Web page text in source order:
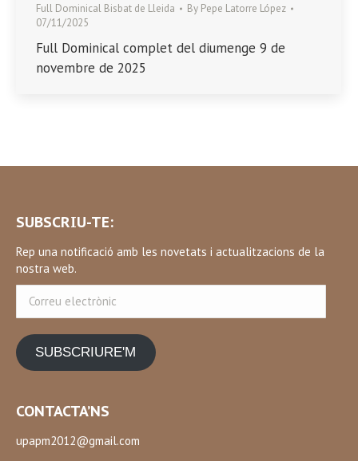
Full Dominical Bisbat de Lleida By Pepe Latorre López
07/11/2025
Full Dominical complet del diumenge 9 de
novembre de 2025
SUBSCRIU-TE:
Rep una notificació amb les novetats i actualitzacions de la
nostra web.
electrònic
SUBSCRIURE'M
CONTACTA’NS
upapm2012@gmail.com